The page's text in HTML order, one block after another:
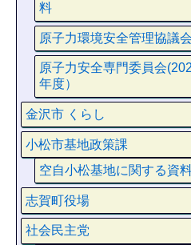
料
原子力環境安全管理協議会
原子力安全専門委員会
年度）
金沢市 くらし
小松市基地政策課
空自小松基地に関する資
志賀町役場
社会民主党